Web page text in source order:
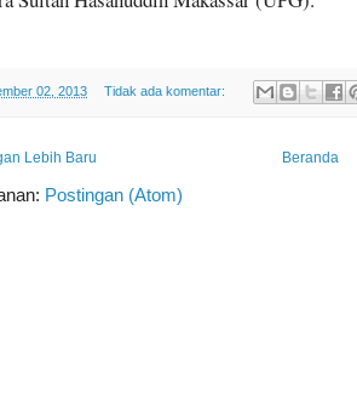
02, 2013 Tidak ada komentar:
Lebih Baru Beranda
Postingan (Atom)